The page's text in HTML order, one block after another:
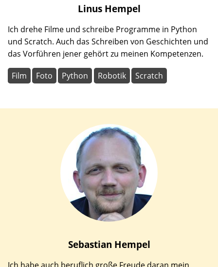
Linus Hempel
Ich drehe Filme und schreibe Programme in Python
und Scratch. Auch das Schreiben von Geschichten und
das Vorführen jener gehört zu meinen Kompetenzen.
Film Foto Python Robotik Scratch
Sebastian Hempel